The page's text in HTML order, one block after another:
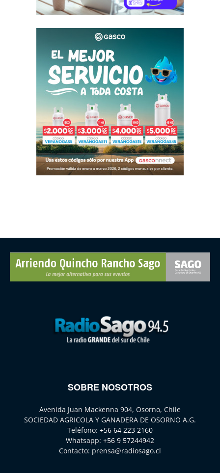
SOBRE NOSOTROS
Avenida Juan Mackenna 904, Osorno, Chile
SOCIEDAD AGRICOLA Y GANADERA DE OSORNO A.G.
Teléfono: +56 64 223 2160
Whatsapp: +56 9 57244942
Contacto: prensa@radiosago.cl